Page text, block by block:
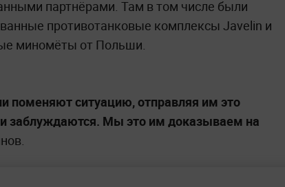
партнёрами. Там в том числе были
противотанковые комплексы Javelin и
миномёты от Польши.
поменяют ситуацию, отправляя им это
заблуждаются. Мы это им доказываем на